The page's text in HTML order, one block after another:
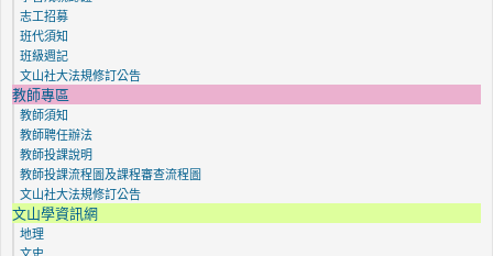
志工招募
班代須知
班級週記
文山社大法規修訂公告
教師專區
教師須知
教師聘任辦法
教師投課說明
教師投課流程圖及課程審查流程圖
文山社大法規修訂公告
文山學資訊網
地理